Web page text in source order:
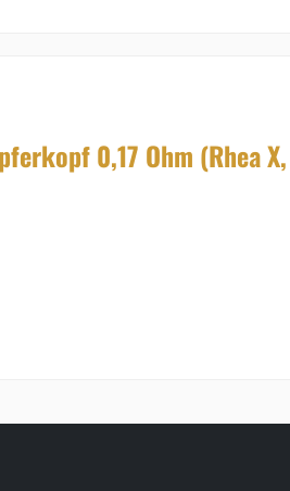
0,17 Ohm (Rhea